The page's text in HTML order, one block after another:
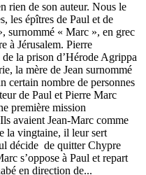
rien de son auteur. Nous le
les épîtres de Paul et de
surnommé « Marc », en grec
à Jérusalem. Pierre
la prison d’Hérode Agrippa
la mère de Jean surnommé
certain nombre de personnes
de Paul et Pierre Marc
première mission
avaient Jean-Marc comme
la vingtaine, il leur sert
décide de quitter Chypre
s’oppose à Paul et repart
en direction de...